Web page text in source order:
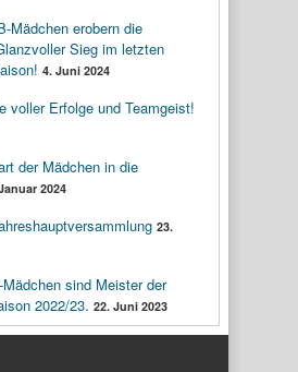
Mädchen erobern die
Sieg im letzten
4. Juni 2024
voller Erfolge und Teamgeist!
der Mädchen in die
2024
23.
sind Meister der
2022/23. 22. Juni 2023